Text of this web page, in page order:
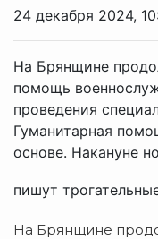
24 декабря 2024,
На Брянщине
помощь
проведения
Гуманитарная
основе. Накануне
пишут
На Брянщине